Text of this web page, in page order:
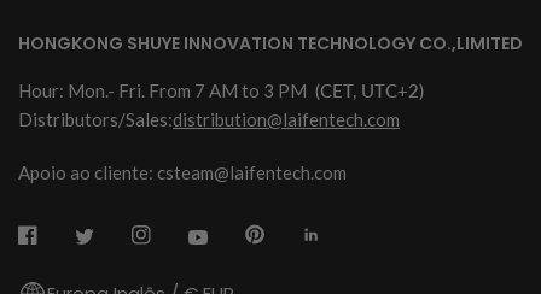
HONGKONG SHUYE INNOVATION TECHNOLOGY CO.,LIMITED
Hour: Mon.- Fri. From 7 AM to 3 PM (CET, UTC+2)
Distributors/Sales:distribution@laifentech.com
Apoio ao cliente: csteam@laifentech.com